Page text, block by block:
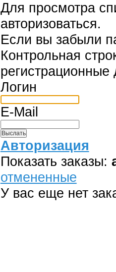
Для просмотра
авторизоваться.
Если вы забыли
Контрольная
Логин
E-Mail
Авторизация
Показать заказы:
отмененные
У вас еще нет